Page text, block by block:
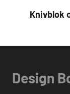
Knivblok
Design